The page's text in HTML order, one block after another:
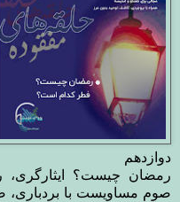
دوازدهم
رمضان چیست؟ ایثارگری،
صوم مساویست با بردباری،